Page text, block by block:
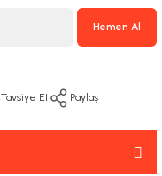
Hemen Al
Tavsiye Et Paylaş